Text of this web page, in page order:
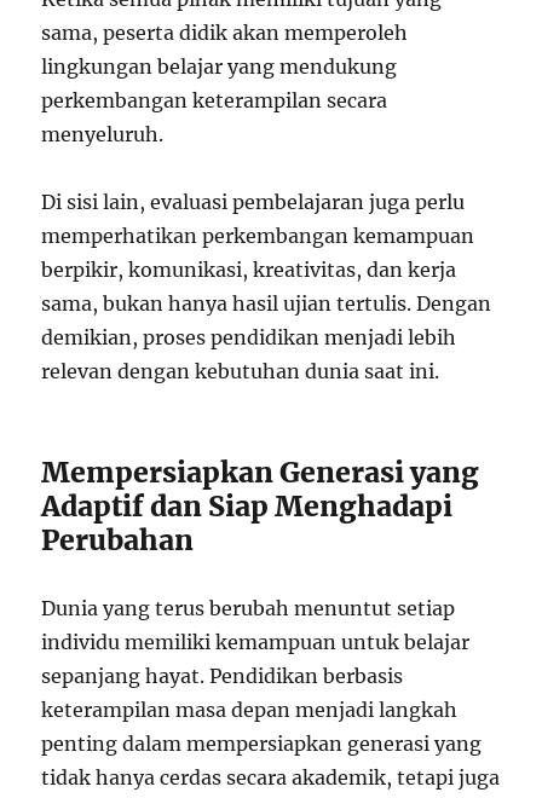
sama, peserta didik akan memperoleh
lingkungan belajar yang mendukung
perkembangan keterampilan secara
menyeluruh.
Di sisi lain, evaluasi pembelajaran juga perlu
memperhatikan perkembangan kemampuan
berpikir, komunikasi, kreativitas, dan kerja
sama, bukan hanya hasil ujian tertulis. Dengan
demikian, proses pendidikan menjadi lebih
relevan dengan kebutuhan dunia saat ini.
Mempersiapkan Generasi yang
Adaptif dan Siap Menghadapi
Perubahan
Dunia yang terus berubah menuntut setiap
individu memiliki kemampuan untuk belajar
sepanjang hayat. Pendidikan berbasis
keterampilan masa depan menjadi langkah
penting dalam mempersiapkan generasi yang
tidak hanya cerdas secara akademik, tetapi juga